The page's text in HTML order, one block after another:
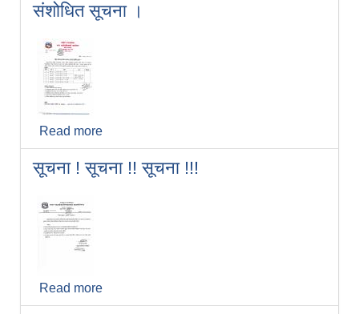
संशोधित सूचना ।
Read more
संशोधित सूचना ।
सूचना ! सूचना !! सूचना !!!
Read more